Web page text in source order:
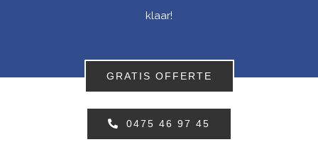
klaar!
GRATIS OFFERTE
0475 46 97 45